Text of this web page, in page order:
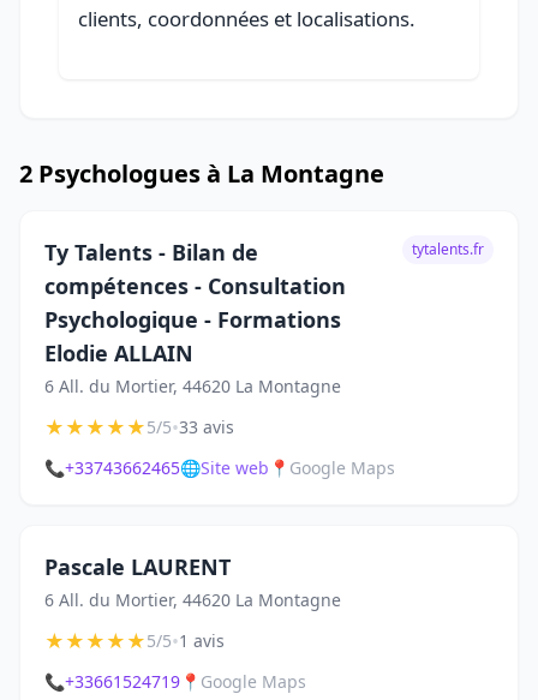
clients, coordonnées et localisations.
2 Psychologues à La Montagne
Ty Talents - Bilan de
compétences - Consultation
Psychologique - Formations
Elodie ALLAIN
6 All. du Mortier, 44620 La Montagne
tytalents.fr
★★★★★5/5•33 avis
📞+33743662465🌐Site web 📍 Google Maps
Pascale LAURENT
6 All. du Mortier, 44620 La Montagne
★★★★★5/5•1 avis
📞+33661524719 📍 Google Maps